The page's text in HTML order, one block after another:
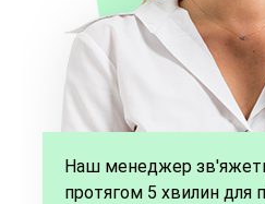
Наш менеджер
протягом 5 хвилин для